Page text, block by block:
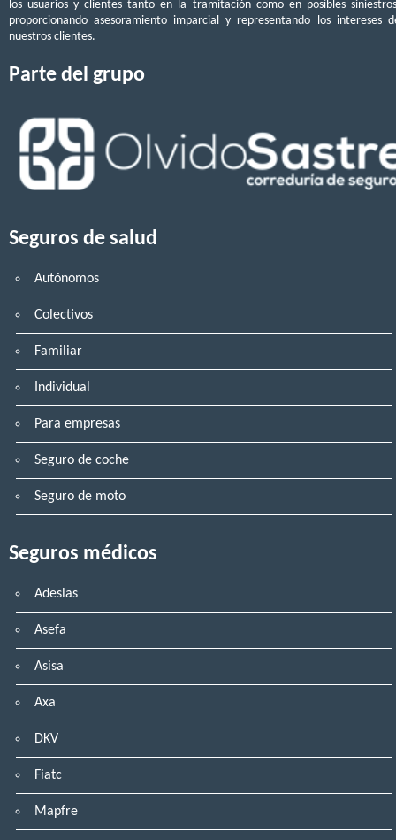
los usuarios y clientes tanto en la tramitación como en posibles
proporcionando asesoramiento imparcial y representando los intereses
nuestros clientes.
Parte del grupo
Seguros de salud
Autónomos
Colectivos
Familiar
Individual
Para empresas
Seguro de coche
Seguro de moto
Seguros médicos
Adeslas
Asefa
Asisa
Axa
DKV
Fiatc
Mapfre